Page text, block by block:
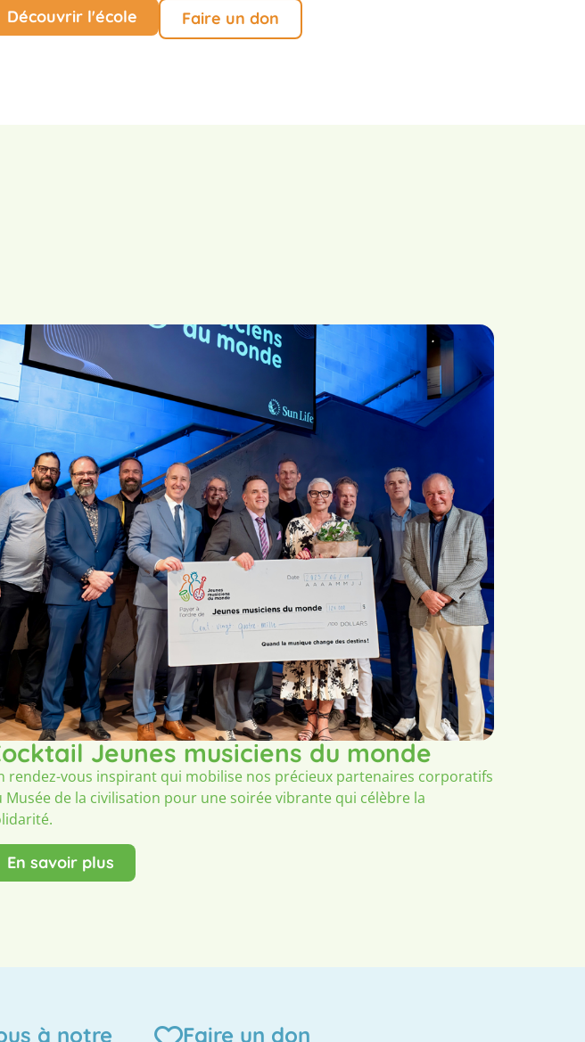
Découvrir l'école Faire un don
Jeunes musiciens du monde
rendez-vous inspirant qui mobilise nos précieux partenaires corporatifs
Musée de la civilisation pour une soirée vibrante qui célèbre la
En savoir plus
à notre Faire un don